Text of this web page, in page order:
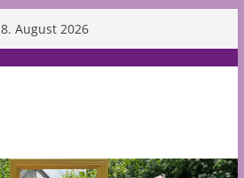
8. August 2026